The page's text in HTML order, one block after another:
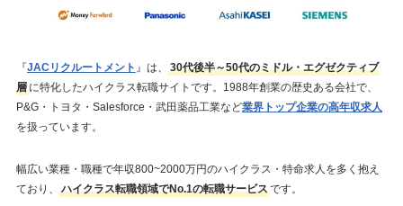
『JACリクルートメント 』は、
30代後半～50代のミドル・エグゼクティブ
層に特化したハイクラス転職サイトです。1988年創業の歴史ある会社で、
P&G・トヨタ・Salesforce・武田薬品工業など業界トップ企業の高年収求人
を扱っています。
幅広い業種・職種で年収800~2000万円のハイクラス・特命求人を多く抱え
ており、
ハイクラス転職領域でNo.1の転職サービス です。